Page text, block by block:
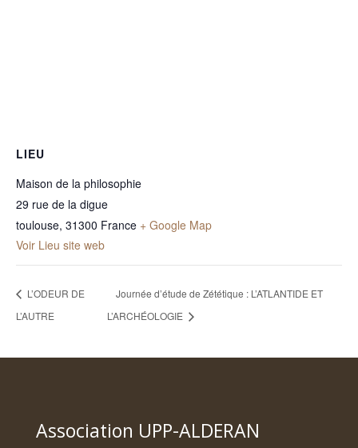
LIEU
Maison de la philosophie
29 rue de la digue
toulouse, 31300 France + Google Map
Voir Lieu site web
L’ODEUR DE
L’AUTRE
Journée d’étude de Zététique : L’ATLANTIDE ET
L’ARCHÉOLOGIE
Association UPP-ALDERAN